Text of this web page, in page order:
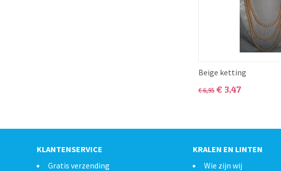
Beige ketting
€6,95 € 3,47
KLANTENSERVICE
Gratis verzending
KRALEN EN LINTEN
Wie zijn wij